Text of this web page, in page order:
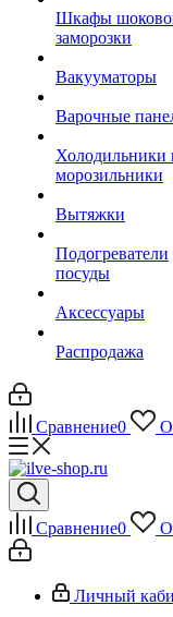
Шкафы
заморозки
Вакууматоры
Варочные
Холодильники
морозильники
Вытяжки
Подогреватели
посуды
Аксессуары
Распродажа
Сравнение0
Сравнение0
Личный